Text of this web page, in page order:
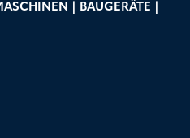
| BAUGERÄTE |